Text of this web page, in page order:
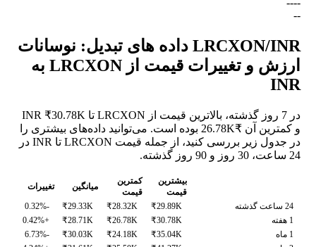
--
--
--
LRCXON/INR داده های تبدیل: نوسانات
ارزش و تغییرات قیمت از LRCXON به
INR
در 7 روز گذشته، بالاترین قیمت از LRCXON تا INR ₹30.78K
و کمترین آن ₹26.78K بوده است. می‌توانید داده‌های بیشتری را
در جدول زیر بررسی کنید، از جمله قیمت LRCXON تا INR در
24 ساعت، 30 روز و 90 روز گذشته.
بیشترین
قیمت
کمترین
قیمت
میانگین
تغییرات
24 ساعت گذشته
₹29.89K
₹28.32K
₹29.33K
-0.32%
1 هفته
₹30.78K
₹26.78K
₹28.71K
+0.42%
1 ماه
₹35.04K
₹24.18K
₹30.03K
-6.73%